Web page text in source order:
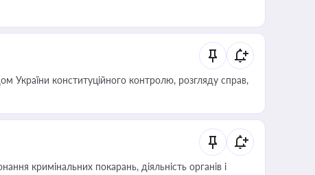
України конституційного контролю, розгляду справ,
кримінальних покарань, діяльність органів і